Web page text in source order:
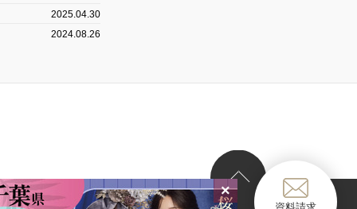
2025.04.30
2024.08.26
資料請求